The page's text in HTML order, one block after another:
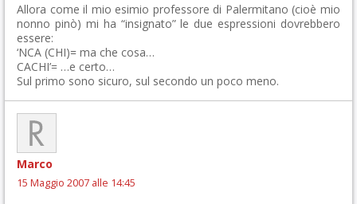
Allora come il mio esimio professore di Palermitano (cioè mio
nonno pinò) mi ha “insignato” le due espressioni dovrebbero
essere:
‘NCA (CHI)= ma che cosa…
CACHI’= …e certo…
Sul primo sono sicuro, sul secondo un poco meno.
Marco
15 Maggio 2007 alle 14:45